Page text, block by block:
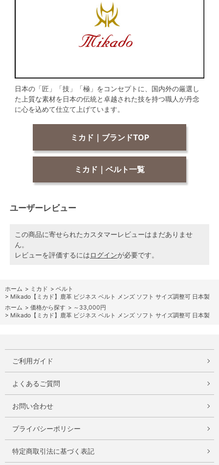
日本の「匠」「技」「極」をコンセプトに、国内外の厳選し
た上質な素材を日本の伝統と卓越された技を持つ職人が丹念
に心を込めて仕立て上げています。
ミカド｜ブランドTOP
ミカド｜ベルト一覧
ユーザーレビュー
この商品に寄せられたカスタマーレビューはまだありませ
ん。
レビューを評価するにはログインが必要です。
ホーム > ミカド > ベルト
> Mikado【ミカド】鹿革 ビジネス ベルト メンズ ソフト サイズ調整可 日本製
ホーム > 価格から探す > ～33,000円
> Mikado【ミカド】鹿革 ビジネス ベルト メンズ ソフト サイズ調整可 日本製
ご利用ガイド
よくあるご質問
お問い合わせ
プライバシーポリシー
特定商取引法に基づく表記